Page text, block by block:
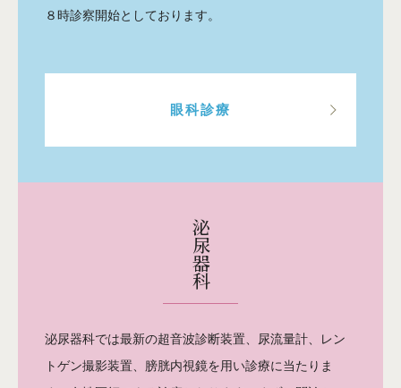
８時診察開始としております。
眼科診療
泌尿器科
泌尿器科では最新の超音波診断装置、尿流量計、レン
トゲン撮影装置、膀胱内視鏡を用い診療に当たりま